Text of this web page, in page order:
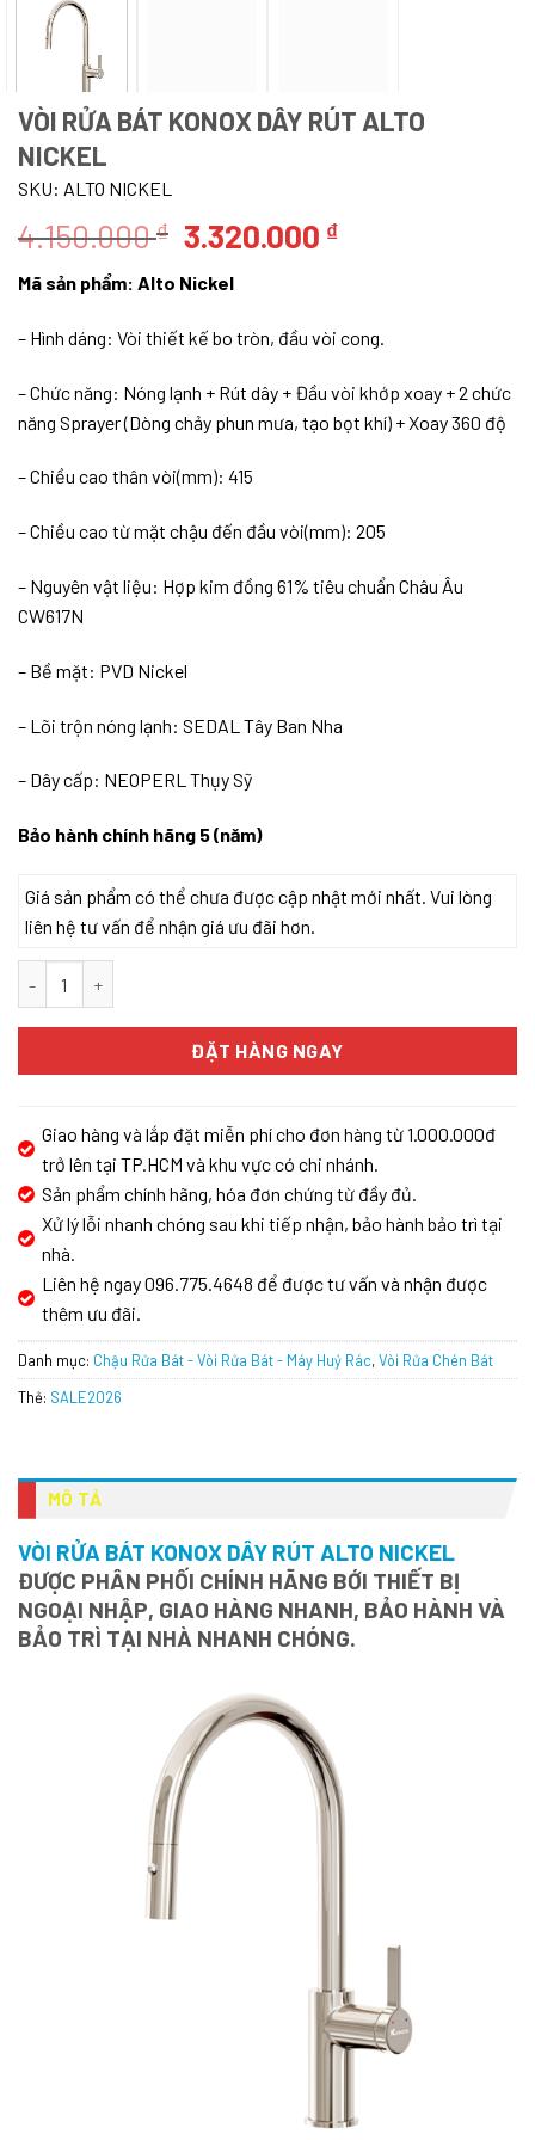
VÒI RỬA BÁT KONOX DÂY RÚT ALTO
NICKEL
SKU: ALTO NICKEL
4.150.000₫ Giá
là:
4.150.000 ₫.
3.320.000 ₫Giá
là:
Mã sản phẩm: Alto Nickel
– Hình dáng: Vòi thiết kế bo tròn, đầu vòi cong.
– Chức năng: Nóng lạnh + Rút dây + Đầu vòi khớp xoay + 2 chức
năng Sprayer (Dòng chảy phun mưa, tạo bọt khí) + Xoay 360 độ
– Chiều cao thân vòi(mm): 415
– Chiều cao từ mặt chậu đến đầu vòi(mm): 205
– Nguyên vật liệu: Hợp kim đồng 61% tiêu chuẩn Châu Âu
CW617N
– Bề mặt: PVD Nickel
– Lõi trộn nóng lạnh: SEDAL Tây Ban Nha
– Dây cấp: NEOPERL Thụy Sỹ
Bảo hành chính hãng 5 (năm)
Giá sản phẩm có thể chưa được cập nhật mới nhất. Vui lòng
liên hệ tư vấn để nhận giá ưu đãi hơn.
ĐẶT HÀNG NGAY
Giao hàng và lắp đặt miễn phí cho đơn hàng từ 1.000.000đ
trở lên tại TP.HCM và khu vực có chi nhánh.
Sản phẩm chính hãng, hóa đơn chứng từ đầy đủ.
Xử lý lỗi nhanh chóng sau khi tiếp nhận, bảo hành bảo trì tại
nhà.
Liên hệ ngay 096.775.4648 để được tư vấn và nhận được
thêm ưu đãi.
Danh mục: Chậu Rửa Bát - Vòi Rửa Bát - Máy Huỷ Rác,Vòi Rửa Chén Bát
Thẻ: SALE2026
MÔ TẢ
VÒI RỬA BÁT KONOX DÂY RÚT ALTO NICKEL
ĐƯỢC PHÂN PHỐI CHÍNH HÃNG BỚI THIẾT BỊ
NGOẠI NHẬP, GIAO HÀNG NHANH, BẢO HÀNH VÀ
BẢO TRÌ TẠI NHÀ NHANH CHÓNG.